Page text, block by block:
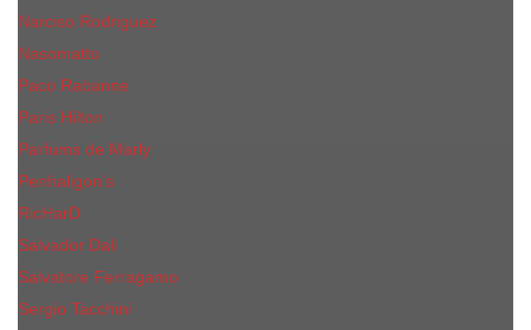
Narciso Rodriguez
Nasomatto
Paco Rabanne
Paris Hilton
Parfums de Marly
Penhaligon​'s
RicHarD
Salvador Dali
Salvatore Ferragamo
Sergio Tacchini